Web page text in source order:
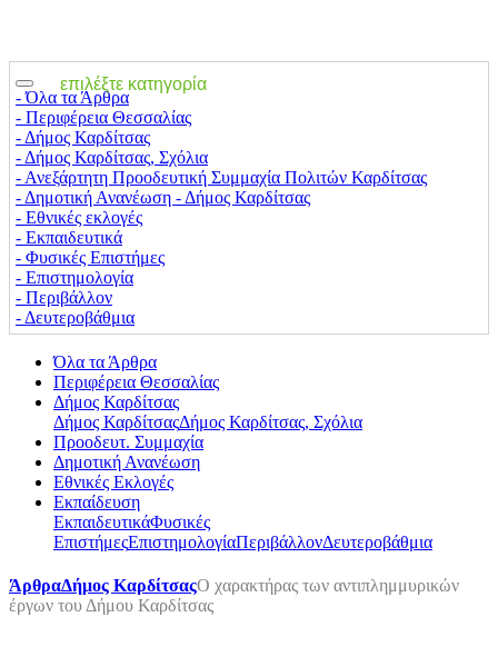
επιλέξτε κατηγορία
‐ Όλα τα Άρθρα
‐ Περιφέρεια Θεσσαλίας
‐ Δήμος Καρδίτσας
‐ Δήμος Καρδίτσας, Σχόλια
‐ Ανεξάρτητη Προοδευτική Συμμαχία Πολιτών Καρδίτσας
‐ Δημοτική Ανανέωση - Δήμος Καρδίτσας
‐ Εθνικές εκλογές
‐ Εκπαιδευτικά
‐ Φυσικές Επιστήμες
‐ Επιστημολογία
‐ Περιβάλλον
‐ Δευτεροβάθμια
Όλα τα Άρθρα
Περιφέρεια Θεσσαλίας
Δήμος Καρδίτσας
Δήμος ΚαρδίτσαςΔήμος Καρδίτσας, Σχόλια
Προοδευτ. Συμμαχία
Δημοτική Ανανέωση
Εθνικές Εκλογές
Εκπαίδευση
ΕκπαιδευτικάΦυσικές
ΕπιστήμεςΕπιστημολογίαΠεριβάλλονΔευτεροβάθμια
ΆρθραΔήμος ΚαρδίτσαςΟ χαρακτήρας των αντιπλημμυρικών
έργων του Δήμου Καρδίτσας